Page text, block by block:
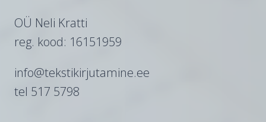
OÜ Neli Kratti
reg. kood: 16151959
info@tekstikirjutamine.ee
tel 517 5798